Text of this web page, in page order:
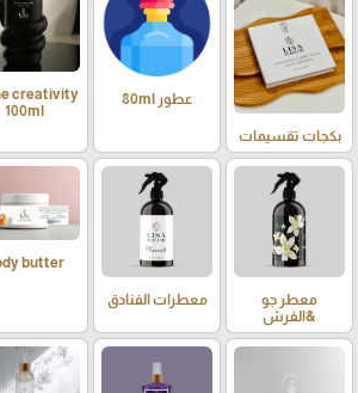
بكجات تقسيمات
عطور 80ml
creativity
100ml
معطر جو
&الفرش
معطرات الفنادق
butter